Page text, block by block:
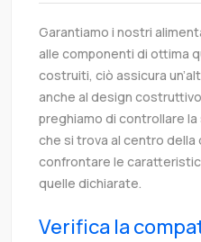
Garantiamo i nostri
alle componenti di ottima
costruiti, ciò assicura
anche al design
preghiamo di controllare
che si trova al centro della
confrontare le
quelle dichiarate.
Verifica la